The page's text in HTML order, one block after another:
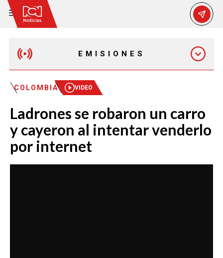
EMISIONES
MAÑANA EXPRESS
EMISIÓN 12:30 PM
EMISIÓN 7:00 PM
COLOMBIA VIDEO
Ladrones se robaron un carro
y cayeron al intentar venderlo
por internet